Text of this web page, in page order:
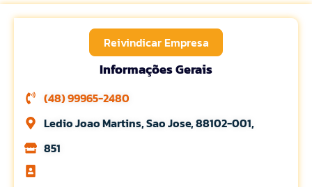
Reivindicar Empresa
Informações Gerais
(48) 99965-2480
Ledio Joao Martins, Sao Jose, 88102-001,
851